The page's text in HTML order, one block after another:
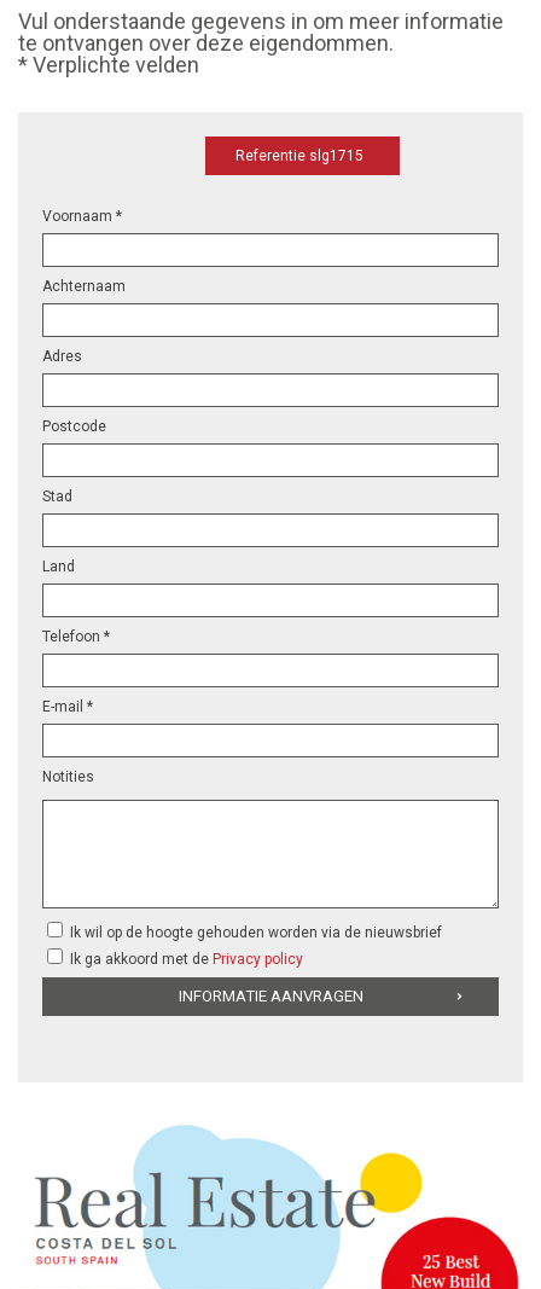
Vul onderstaande gegevens in om meer informatie
te ontvangen over deze eigendommen.
* Verplichte velden
Referentie slg1715
Voornaam *
Achternaam
Adres
Postcode
Stad
Land
Telefoon *
E-mail *
Notities
Ik wil op de hoogte gehouden worden via de nieuwsbrief
Ik ga akkoord met de Privacy policy